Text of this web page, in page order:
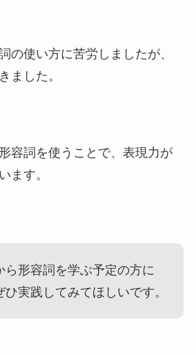
の使い方に苦労しましたが、
ました。
容詞を使うことで、表現力が
ます。
ら形容詞を学ぶ予定の方に
ひ実践してみてほしいです。